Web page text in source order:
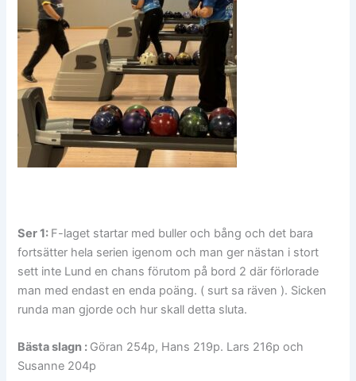
Ser 1: F-laget startar med buller och bång och det bara
fortsätter hela serien igenom och man ger nästan i stort
sett inte Lund en chans förutom på bord 2 där förlorade
man med endast en enda poäng. ( surt sa räven ). Sicken
runda man gjorde och hur skall detta sluta.
Bästa slagn : Göran 254p, Hans 219p. Lars 216p och
Susanne 204p